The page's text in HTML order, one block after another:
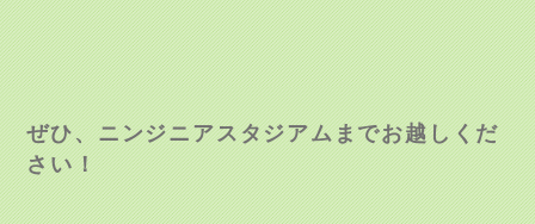
ぜひ、ニンジニアスタジアムまでお越しくだ
さい！